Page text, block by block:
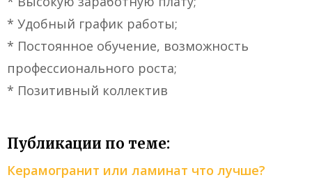
* Удобный график работы;
* Постоянное обучение, возможность
профессионального роста;
* Позитивный коллектив
Публикации по теме:
Керамогранит или ламинат что лучше?